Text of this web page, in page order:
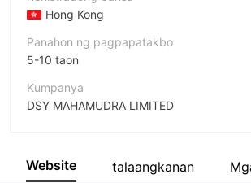
Hong Kong
Panahon ng pagpapatakbo
5-10 taon
Kumpanya
DSY MAHAMUDRA LIMITED
empleyado ng kumpanya
Website talaangkanan